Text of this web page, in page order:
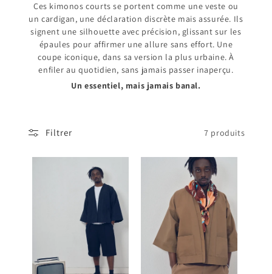
l
l
e
c
o
:
Ces kimonos courts se portent comme une veste ou
un cardigan, une déclaration discrète mais assurée. Ils
signent une silhouette avec précision, glissant sur les
épaules pour affirmer une allure sans effort. Une
coupe iconique, dans sa version la plus urbaine.À
enfiler au quotidien, sans jamais passer inaperçu.
Un essentiel, mais jamais banal.
Filtrer 7 produits